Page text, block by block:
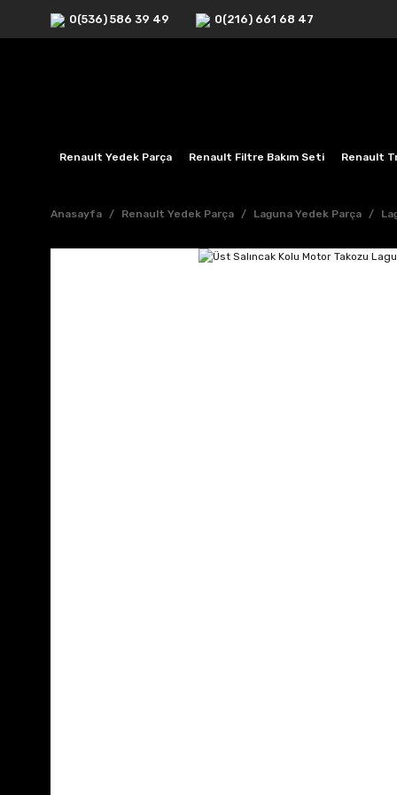
0(536) 586 39 49 0(216) 661 68 47
Renault Yedek Parça Renault Filtre Bakım Seti Renault
Anasayfa Renault Yedek Parça Laguna Yedek Parça